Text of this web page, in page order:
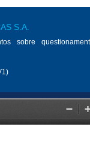
S.A.
sobre